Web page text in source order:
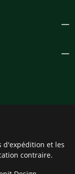
d'expédition et les
contraire.